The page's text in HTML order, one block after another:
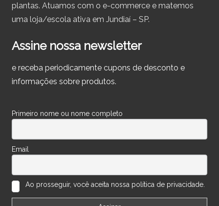
plantas. Atuamos com o e-commerce e matemos
uma loja/escola ativa em Jundiaí – SP.
Assine nossa newsletter
e receba periodicamente cupons de desconto e
informações sobre produtos.
Primeiro nome ou nome completo
Email
Ao prosseguir, você aceita nossa política de privacidade.